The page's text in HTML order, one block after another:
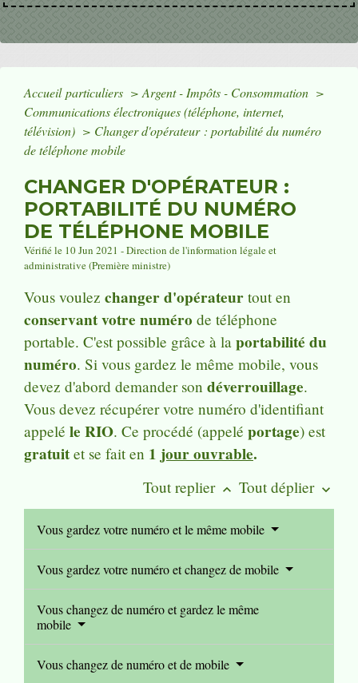
Accueil particuliers > Argent - Impôts - Consommation >
Communications électroniques (téléphone, internet,
télévision) > Changer d'opérateur : portabilité du numéro
de téléphone mobile
CHANGER D'OPÉRATEUR :
PORTABILITÉ DU NUMÉRO
DE TÉLÉPHONE MOBILE
Vérifié le 10 Jun 2021 - Direction de l'information légale et
administrative (Première ministre)
Vous voulez changer d'opérateur tout en
conservant votre numéro de téléphone
portable. C'est possible grâce à la portabilité du
numéro. Si vous gardez le même mobile, vous
devez d'abord demander son déverrouillage.
Vous devez récupérer votre numéro d'identifiant
appelé le RIO. Ce procédé (appelé portage) est
gratuit et se fait en 1 jour ouvrable.
Tout replier keyboard_arrow_up Tout déplier keyboard_arrow_down
Vous gardez votre numéro et le même mobile
Vous gardez votre numéro et changez de mobile
Vous changez de numéro et gardez le même
mobile
Vous changez de numéro et de mobile